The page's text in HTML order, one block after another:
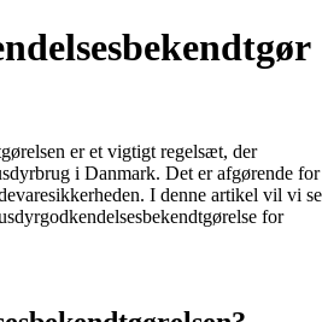
er et vigtigt regelsæt, der
i Danmark. Det er afgørende for
I denne artikel vil vi se
for